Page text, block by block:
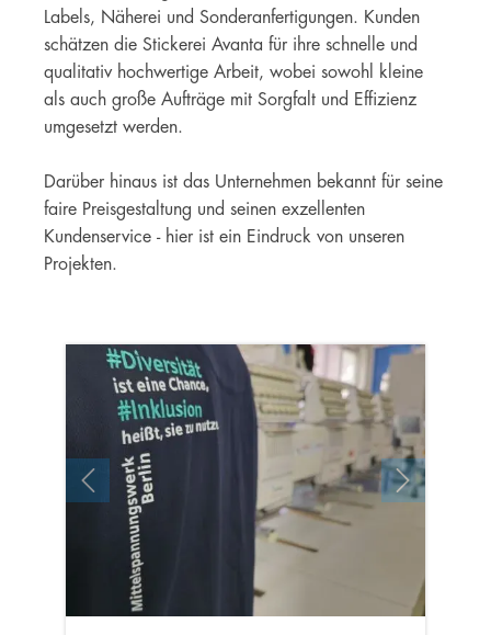
Labels, Näherei und Sonderanfertigungen. Kunden
schätzen die Stickerei Avanta für ihre schnelle und
qualitativ hochwertige Arbeit, wobei sowohl kleine
als auch große Aufträge mit Sorgfalt und Effizienz
umgesetzt werden.
Darüber hinaus ist das Unternehmen bekannt für seine
faire Preisgestaltung und seinen exzellenten
Kundenservice - hier ist ein Eindruck von unseren
Projekten.